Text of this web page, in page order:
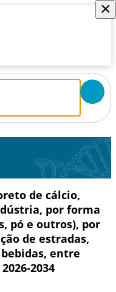
×
de cálcio,
por forma
pó e outros), por
de estradas,
entre
2034